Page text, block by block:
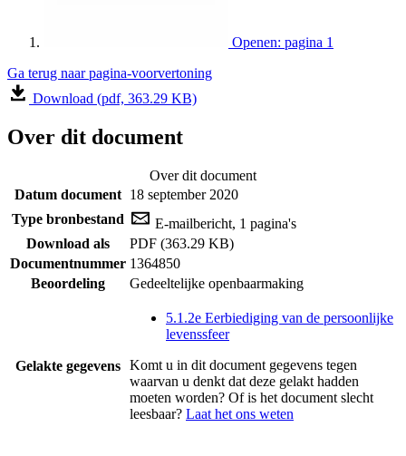
Openen: pagina 1
Ga terug naar pagina-voorvertoning
Download (pdf, 363.29 KB)
Over dit document
Over dit document
Datum document 18 september 2020
Type bronbestand
E-mailbericht, 1 pagina's
Download als
PDF (363.29 KB)
Documentnummer 1364850
Beoordeling
Gedeeltelijke openbaarmaking
Gelakte gegevens
5.1.2e Eerbiediging van de persoonlijke
levenssfeer
Komt u in dit document gegevens tegen
waarvan u denkt dat deze gelakt hadden
moeten worden? Of is het document slecht
leesbaar? Laat het ons weten